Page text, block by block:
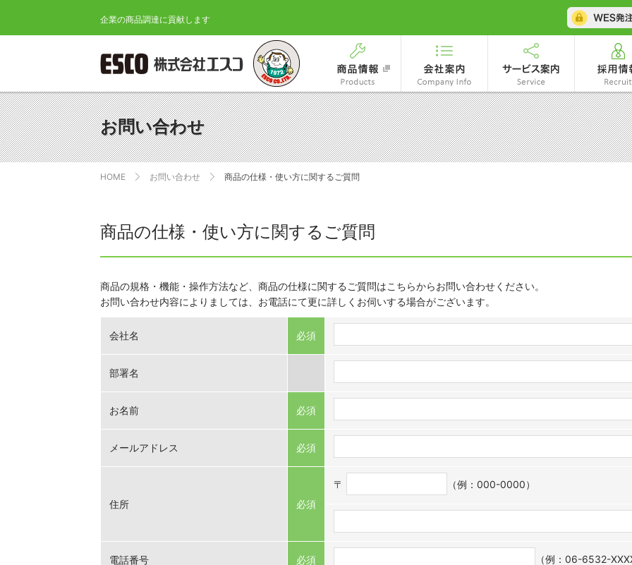
企業の商品調達に貢献します
ESCO 株式会社エスコ
商品情報 サービス案
お問い合わせ
HOME お問い合わせ 商品の仕様・使い方に関するご質問
商品の仕様・使い方に関するご質問
商品の規格・機能・操作方法など、商品の仕様に関するご質問はこちらからお問い合わせください。
お問い合わせ内容によりましては、お電話にて更に詳しくお伺いする場合がございます。
会社名 必須
部署名
お名前 必須
メールアドレス 必須
住所 必須
〒 （例：000-0000）
電話番号 必須 （例：06-6532-